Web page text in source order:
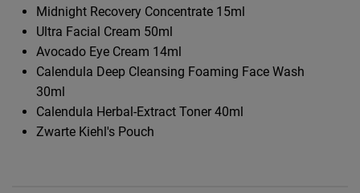
Midnight Recovery Concentrate 15ml
Ultra Facial Cream 50ml
Avocado Eye Cream 14ml
Calendula Deep Cleansing Foaming Face Wash
30ml
Calendula Herbal-Extract Toner 40ml
Zwarte Kiehl's Pouch